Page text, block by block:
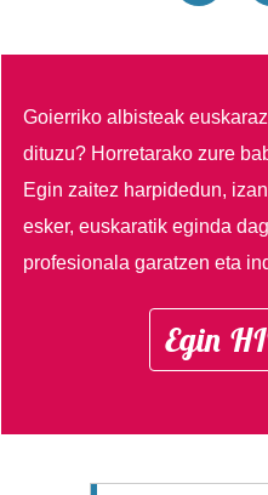
Goierriko albisteak
dituzu? Horretarako zure
Egin zaitez harpidedun,
esker, euskaratik eginda
profesionala garatzen eta
Egin